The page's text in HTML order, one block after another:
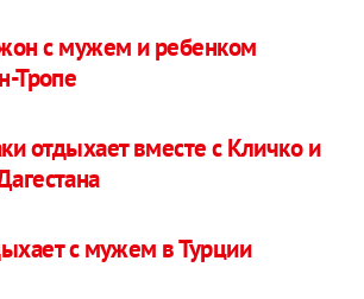
с мужем и ребенком
Тропе
отдыхает вместе с Кличко и
с мужем в Турции